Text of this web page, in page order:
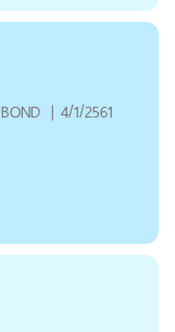
BOND | 4/1/2561